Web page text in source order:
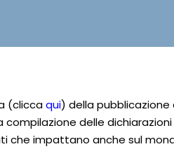
(cliccaqui) della pubblicazione
delle
impattano anche sul